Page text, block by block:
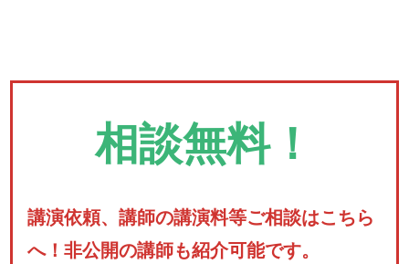
相談無料！
講演依頼、講師の講演料等ご相談はこちら
へ！非公開の講師も紹介可能です。